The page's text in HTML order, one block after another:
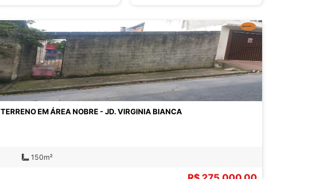
TERRENO EM ÁREA NOBRE - JD. VIRGINIA BIANCA
150m²